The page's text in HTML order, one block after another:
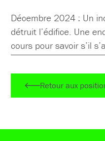
Décembre 2024 : Un
détruit l’édifice. Une
cours pour savoir s’il
Retour aux